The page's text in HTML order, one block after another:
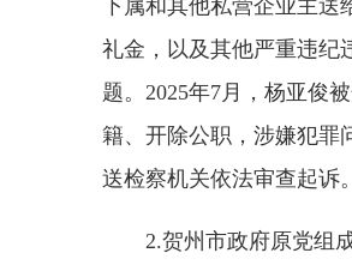
下属和其他私营企业主送
礼金，以及其他严重违纪
题。2025年7月，杨亚俊
籍、开除公职，涉嫌犯罪
送检察机关依法审查起诉。
2.贺州市政府原党组